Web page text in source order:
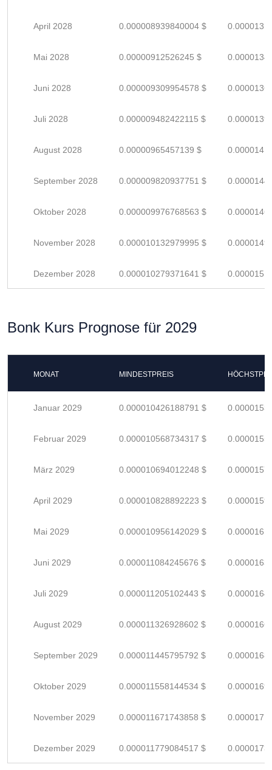
April 2028 0.000008939840004 $
Mai 2028 0.00000912526245 $
Juni 2028 0.000009309954578 $
Juli 2028 0.000009482422115 $
August 2028 0.00000965457139 $
September 2028 0.000009820937751 $
Oktober 2028 0.000009976768563 $
November 2028 0.000010132979995 $
Dezember 2028 0.000010279371641 $
Bonk Kurs Prognose für 2029
MONAT MINDESTPREIS
Januar 2029 0.000010426188791 $
Februar 2029 0.000010568734317 $
März 2029 0.000010694012248 $
April 2029 0.000010828892223 $
Mai 2029 0.000010956142029 $
Juni 2029 0.000011084245676 $
Juli 2029 0.000011205102443 $
August 2029 0.000011326928602 $
September 2029 0.000011445795792 $
Oktober 2029 0.000011558144534 $
November 2029 0.000011671743858 $
Dezember 2029 0.000011779084517 $